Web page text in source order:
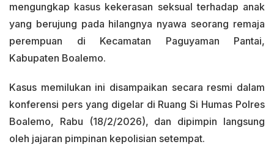
mengungkap kasus kekerasan seksual terhadap anak
yang berujung pada hilangnya nyawa seorang remaja
perempuan di Kecamatan Paguyaman Pantai,
Kabupaten Boalemo.
Kasus memilukan ini disampaikan secara resmi dalam
konferensi pers yang digelar di Ruang Si Humas Polres
Boalemo, Rabu (18/2/2026), dan dipimpin langsung
oleh jajaran pimpinan kepolisian setempat.